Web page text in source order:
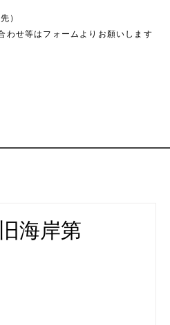
わせ等はフォームよりお願いします
）
海岸第